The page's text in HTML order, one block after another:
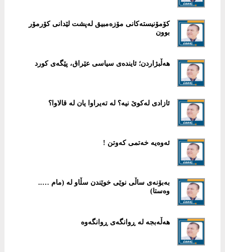
کۆمۆنیستەکانی مۆزەمبیق لەپشت لێدانی کۆرمۆر
بوون
هەڵبژاردن؛ ئایندەی سیاسی عێراق، پێگەی كورد
ئازادی لەکوێ نیە؟ لە تەیراوا یان لە قالاوا؟
ئەوەیە خەتمی کەوتن !
بەبۆنەی ساڵی نوێی خوێندن سڵاو لە (مام …..
وەستا)
هەڵەبجە لە ڕوانگەی ڕوانگەوە